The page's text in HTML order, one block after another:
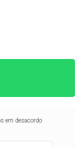
em desacordo